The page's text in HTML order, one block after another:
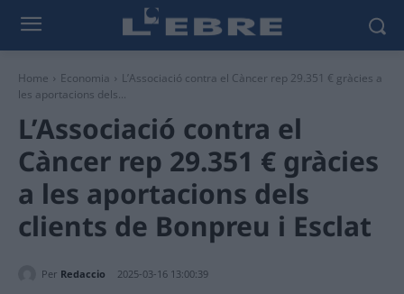
Home Economia
L’Associació contra el Càncer rep 29.351 € gràcies a
les aportacions dels...
L’Associació contra el
Càncer rep 29.351 € gràcies
a les aportacions dels
clients de Bonpreu i Esclat
Per Redaccio 2025-03-16 13:00:39